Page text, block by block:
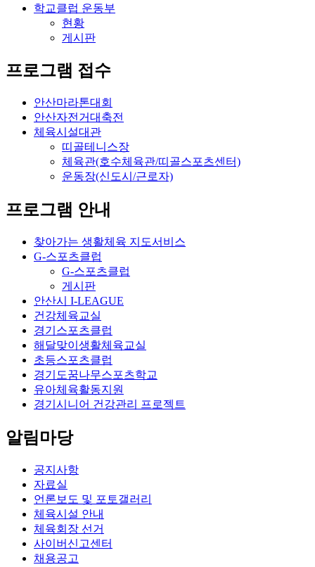
학교클럽 운동부
현황
게시판
프로그램 접수
안산마라톤대회
안산자전거대축전
체육시설대관
띠골테니스장
체육관(호수체육관/띠골스포츠센터)
운동장(신도시/근로자)
프로그램 안내
찾아가는 생활체육 지도서비스
G-스포츠클럽
G-스포츠클럽
게시판
안산시 I-LEAGUE
건강체육교실
경기스포츠클럽
해달맞이생활체육교실
초등스포츠클럽
경기도꿈나무스포츠학교
유아체육활동지원
경기시니어 건강관리 프로젝트
알림마당
공지사항
자료실
언론보도 및 포토갤러리
체육시설 안내
체육회장 선거
사이버신고센터
채용공고